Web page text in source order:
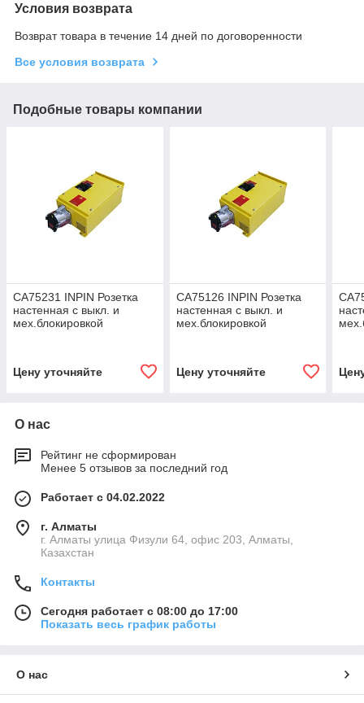
Условия возврата
Возврат товара в течение 14 дней по договоренности
Все условия возврата
Подобные товары компании
CA75231 INPIN Розетка
настенная с выкл. и
мех.блокировкой
Цену уточняйте
CA75126 INPIN Розетка
настенная с выкл. и
мех.блокировкой
Цену уточняйте
О нас
Рейтинг не сформирован
Менее 5 отзывов за последний год
Работает с 04.02.2022
г. Алматы
г. Алматы улица Физули 64, офис 203, Алматы,
Казахстан
Контакты
Сегодня работает с 08:00 до 17:00
Показать весь график работы
О нас